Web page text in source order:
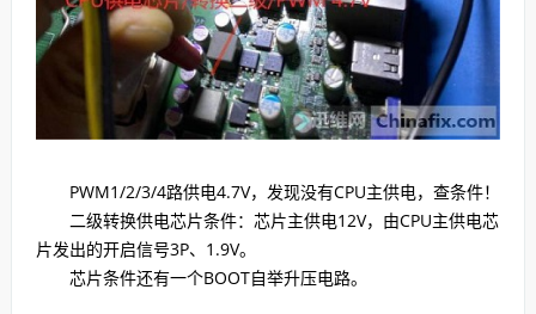
PWM1/2/3/4路供电4.7V，发现没有CPU主供电，查条件！
二级转换供电芯片条件：芯片主供电12V，由CPU主供电芯
片发出的开启信号3P、1.9V。
芯片条件还有一个BOOT自举升压电路。